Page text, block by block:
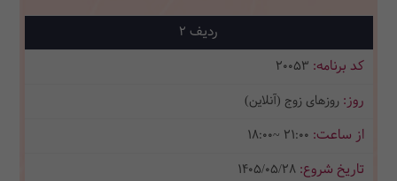
2
20053
روزهای زوج (آنلاین)
18:00~ 21:00
1405/05/28